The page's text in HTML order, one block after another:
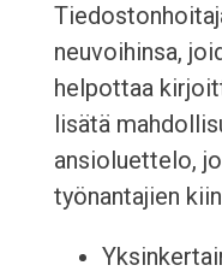
neuvoihinsa,
helpottaa
lisätä
ansioluettelo,
työnantajien